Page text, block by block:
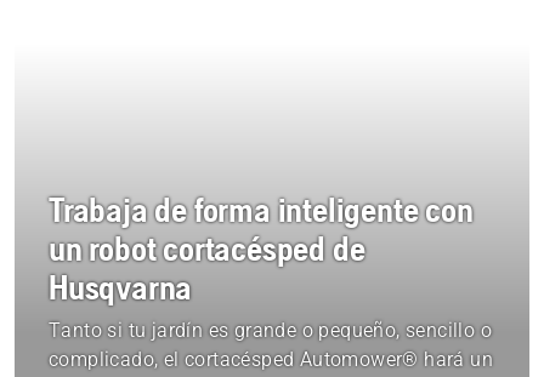
Trabaja de forma inteligente con
un robot cortacésped de
Husqvarna
Tanto si tu jardín es grande o pequeño, sencillo o
complicado, el cortacésped Automower® hará un